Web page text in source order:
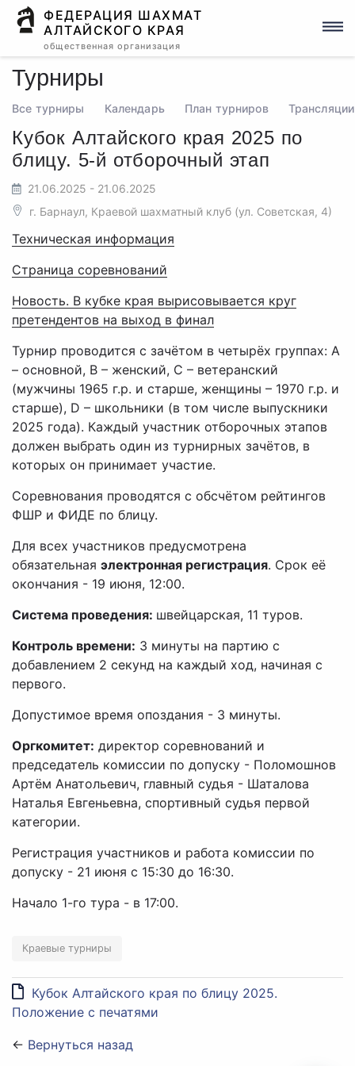
ФЕДЕРАЦИЯ ШАХМАТ
АЛТАЙСКОГО КРАЯ
общественная организация
Турниры
Все турниры Календарь План турниров Трансляции
Кубок Алтайского края 2025 по
блицу. 5-й отборочный этап
21.06.2025 - 21.06.2025
г. Барнаул, Краевой шахматный клуб (ул. Советская, 4)
Техническая информация
Страница соревнований
Новость. В кубке края вырисовывается круг
претендентов на выход в финал
Турнир проводится с зачётом в четырёх группах: А
– основной, В – женский, С – ветеранский
(мужчины 1965 г.р. и старше, женщины – 1970 г.р. и
старше), D – школьники (в том числе выпускники
2025 года). Каждый участник отборочных этапов
должен выбрать один из турнирных зачётов, в
которых он принимает участие.
Соревнования проводятся с обсчётом рейтингов
ФШР и ФИДЕ по блицу.
Для всех участников предусмотрена
обязательная электронная регистрация. Срок её
окончания - 19 июня, 12:00.
Система проведения: швейцарская, 11 туров.
Контроль времени: 3 минуты на партию с
добавлением 2 секунд на каждый ход, начиная с
первого.
Допустимое время опоздания - 3 минуты.
Оргкомитет: директор соревнований и
председатель комиссии по допуску - Поломошнов
Артём Анатольевич, главный судья - Шаталова
Наталья Евгеньевна, спортивный судья первой
категории.
Регистрация участников и работа комиссии по
допуску - 21 июня с 15:30 до 16:30.
Начало 1-го тура - в 17:00.
Краевые турниры
Кубок Алтайского края по блицу 2025.
Положение с печатями
← Вернуться назад